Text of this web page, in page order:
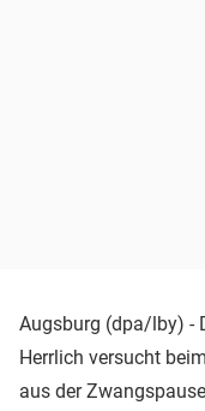
Augsburg (dpa/lby) -
Herrlich versucht
aus der